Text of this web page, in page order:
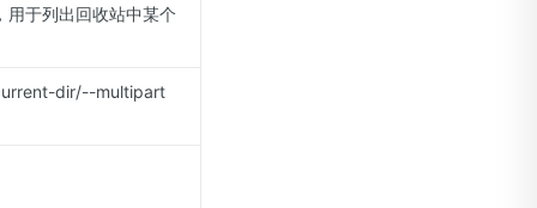
于列出回收站中某个
dir/--multipart